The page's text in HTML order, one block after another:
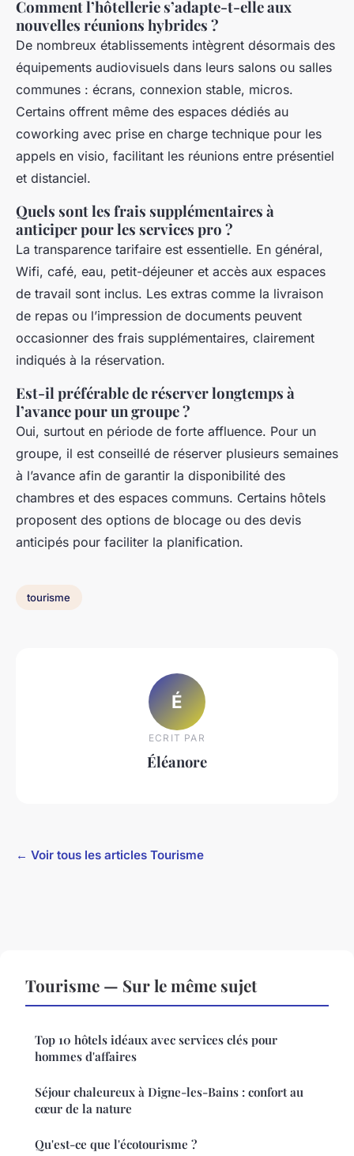
Comment l’hôtellerie s’adapte-t-elle aux
nouvelles réunions hybrides ?
De nombreux établissements intègrent désormais des
équipements audiovisuels dans leurs salons ou salles
communes : écrans, connexion stable, micros.
Certains offrent même des espaces dédiés au
coworking avec prise en charge technique pour les
appels en visio, facilitant les réunions entre présentiel
et distanciel.
Quels sont les frais supplémentaires à
anticiper pour les services pro ?
La transparence tarifaire est essentielle. En général,
Wifi, café, eau, petit-déjeuner et accès aux espaces
de travail sont inclus. Les extras comme la livraison
de repas ou l’impression de documents peuvent
occasionner des frais supplémentaires, clairement
indiqués à la réservation.
Est-il préférable de réserver longtemps à
l’avance pour un groupe ?
Oui, surtout en période de forte affluence. Pour un
groupe, il est conseillé de réserver plusieurs semaines
à l’avance afin de garantir la disponibilité des
chambres et des espaces communs. Certains hôtels
proposent des options de blocage ou des devis
anticipés pour faciliter la planification.
tourisme
É
ECRIT PAR
Éléanore
← Voir tous les articles Tourisme
Tourisme — Sur le même sujet
Top 10 hôtels idéaux avec services clés pour
hommes d'affaires
Séjour chaleureux à Digne-les-Bains : confort au
cœur de la nature
Qu'est-ce que l'écotourisme ?